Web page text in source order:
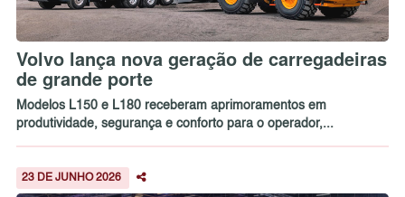
Volvo lança nova geração de carregadeiras
de grande porte
Modelos L150 e L180 receberam aprimoramentos em
produtividade, segurança e conforto para o operador,...
23 DE JUNHO 2026